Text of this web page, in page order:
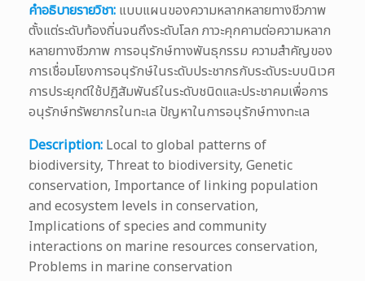
คำอธิบายรายวิชา: แบบแผนของความหลากหลายทางชีวภาพ
ตั้งแต่ระดับท้องถิ่นจนถึงระดับโลก ภาวะคุกคามต่อความหลาก
หลายทางชีวภาพ การอนุรักษ์ทางพันธุกรรม ความสำคัญของ
การเชื่อมโยงการอนุรักษ์ในระดับประชากรกับระดับระบบนิเวศ
การประยุกต์ใช้ปฏิสัมพันธ์ในระดับชนิดและประชาคมเพื่อการ
อนุรักษ์ทรัพยากรในทะเล ปัญหาในการอนุรักษ์ทางทะเล
Description: Local to global patterns of
biodiversity, Threat to biodiversity, Genetic
conservation, Importance of linking population
and ecosystem levels in conservation,
Implications of species and community
interactions on marine resources conservation,
Problems in marine conservation